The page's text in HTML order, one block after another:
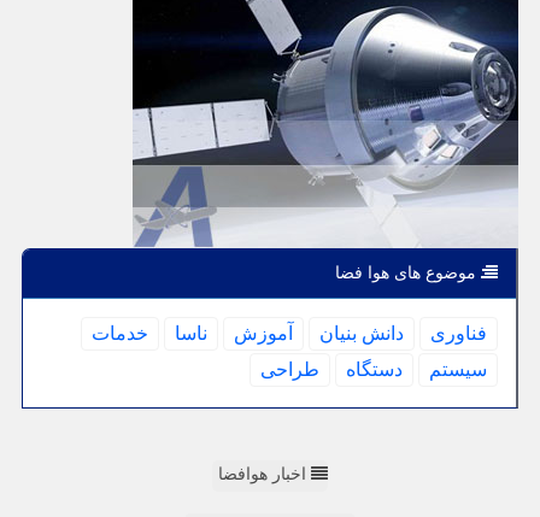
موضوع های هوا فضا
فناوری دانش بنیان آموزش ناسا
خدمات
سیستم
دستگاه طراحی
اخبار هوافضا